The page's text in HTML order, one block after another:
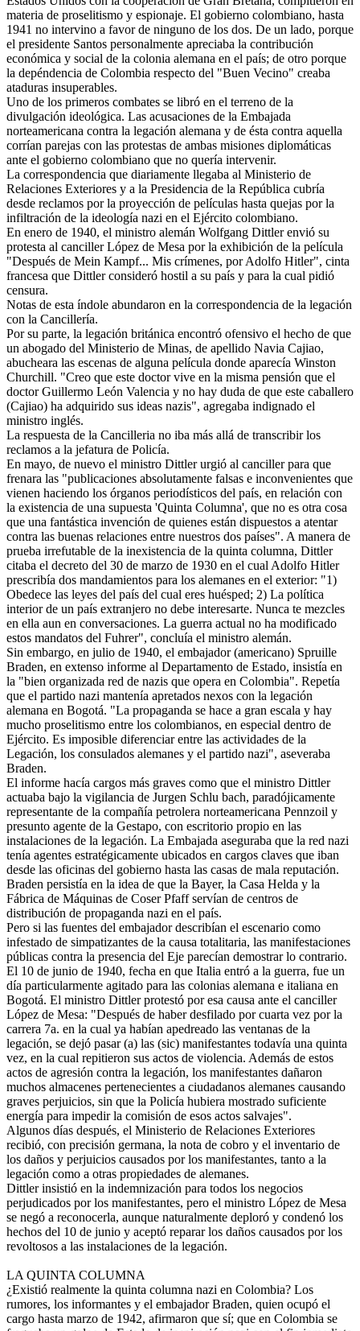
materia de proselitismo y espionaje. El gobierno colombiano, hasta
1941 no intervino a favor de ninguno de los dos. De un lado, porque
el presidente Santos personalmente apreciaba la contribución
económica y social de la colonia alemana en el país; de otro porque
la depéndencia de Colombia respecto del "Buen Vecino" creaba
ataduras insuperables.
Uno de los primeros combates se libró en el terreno de la
divulgación ideológica. Las acusaciones de la Embajada
norteamericana contra la legación alemana y de ésta contra aquella
corrían parejas con las protestas de ambas misiones diplomáticas
ante el gobierno colombiano que no quería intervenir.
La correspondencia que diariamente llegaba al Ministerio de
Relaciones Exteriores y a la Presidencia de la República cubría
desde reclamos por la proyección de películas hasta quejas por la
infiltración de la ideología nazi en el Ejército colombiano.
En enero de 1940, el ministro alemán Wolfgang Dittler envió su
protesta al canciller López de Mesa por la exhibición de la película
"Después de Mein Kampf... Mis crímenes, por Adolfo Hitler", cinta
francesa que Dittler consideró hostil a su país y para la cual pidió
censura.
Notas de esta índole abundaron en la correspondencia de la legación
con la Cancillería.
Por su parte, la legación británica encontró ofensivo el hecho de que
un abogado del Ministerio de Minas, de apellido Navia Cajiao,
abucheara las escenas de alguna película donde aparecía Winston
Churchill. "Creo que este doctor vive en la misma pensión que el
doctor Guillermo León Valencia y no hay duda de que este caballero
(Cajiao) ha adquirido sus ideas nazis", agregaba indignado el
ministro inglés.
La respuesta de la Cancilleria no iba más allá de transcribir los
reclamos a la jefatura de Policía.
En mayo, de nuevo el ministro Dittler urgió al canciller para que
frenara las "publicaciones absolutamente falsas e inconvenientes que
vienen haciendo los órganos periodísticos del país, en relación con
la existencia de una supuesta 'Quinta Columna', que no es otra cosa
que una fantástica invención de quienes están dispuestos a atentar
contra las buenas relaciones entre nuestros dos países". A manera de
prueba irrefutable de la inexistencia de la quinta columna, Dittler
citaba el decreto del 30 de marzo de 1930 en el cual Adolfo Hitler
prescribía dos mandamientos para los alemanes en el exterior: "1)
Obedece las leyes del país del cual eres huésped; 2) La política
interior de un país extranjero no debe interesarte. Nunca te mezcles
en ella aun en conversaciones. La guerra actual no ha modificado
estos mandatos del Fuhrer", concluía el ministro alemán.
Sin embargo, en julio de 1940, el embajador (americano) Spruille
Braden, en extenso informe al Departamento de Estado, insistía en
la "bien organizada red de nazis que opera en Colombia". Repetía
que el partido nazi mantenía apretados nexos con la legación
alemana en Bogotá. "La propaganda se hace a gran escala y hay
mucho proselitismo entre los colombianos, en especial dentro de
Ejército. Es imposible diferenciar entre las actividades de la
Legación, los consulados alemanes y el partido nazi", aseveraba
Braden.
El informe hacía cargos más graves como que el ministro Dittler
actuaba bajo la vigilancia de Jurgen Schlu bach, paradójicamente
representante de la compañía petrolera norteamericana Pennzoil y
presunto agente de la Gestapo, con escritorio propio en las
instalaciones de la legación. La Embajada aseguraba que la red nazi
tenía agentes estratégicamente ubicados en cargos claves que iban
desde las oficinas del gobierno hasta las casas de mala reputación.
Braden persistía en la idea de que la Bayer, la Casa Helda y la
Fábrica de Máquinas de Coser Pfaff servían de centros de
distribución de propaganda nazi en el país.
Pero si las fuentes del embajador describían el escenario como
infestado de simpatizantes de la causa totalitaria, las manifestaciones
públicas contra la presencia del Eje parecían demostrar lo contrario.
El 10 de junio de 1940, fecha en que Italia entró a la guerra, fue un
día particularmente agitado para las colonias alemana e italiana en
Bogotá. El ministro Dittler protestó por esa causa ante el canciller
López de Mesa: "Después de haber desfilado por cuarta vez por la
carrera 7a. en la cual ya habían apedreado las ventanas de la
legación, se dejó pasar (a) las (sic) manifestantes todavía una quinta
vez, en la cual repitieron sus actos de violencia. Además de estos
actos de agresión contra la legación, los manifestantes dañaron
muchos almacenes pertenecientes a ciudadanos alemanes causando
graves perjuicios, sin que la Policía hubiera mostrado suficiente
energía para impedir la comisión de esos actos salvajes".
Algunos días después, el Ministerio de Relaciones Exteriores
recibió, con precisión germana, la nota de cobro y el inventario de
los daños y perjuicios causados por los manifestantes, tanto a la
legación como a otras propiedades de alemanes.
Dittler insistió en la indemnización para todos los negocios
perjudicados por los manifestantes, pero el ministro López de Mesa
se negó a reconocerla, aunque naturalmente deploró y condenó los
hechos del 10 de junio y aceptó reparar los daños causados por los
revoltosos a las instalaciones de la legación.
LA QUINTA COLUMNA
¿Existió realmente la quinta columna nazi en Colombia? Los
rumores, los informantes y el embajador Braden, quien ocupó el
cargo hasta marzo de 1942, afirmaron que sí; que en Colombia se